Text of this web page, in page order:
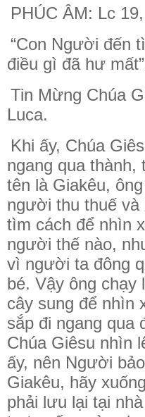
PHÚC ÂM: Lc
“Con Người đến
điều gì đã hư
Tin Mừng Chúa
Luca.
Khi ấy, Chúa
ngang qua
tên là Giakêu,
người thu thuế
tìm cách để nhìn
người thế nào,
vì người ta đông
bé. Vậy ông
cây sung để nhìn
sắp đi ngang qua
Chúa Giêsu nhìn
ấy, nên Người
Giakêu, hãy
phải lưu lại tại